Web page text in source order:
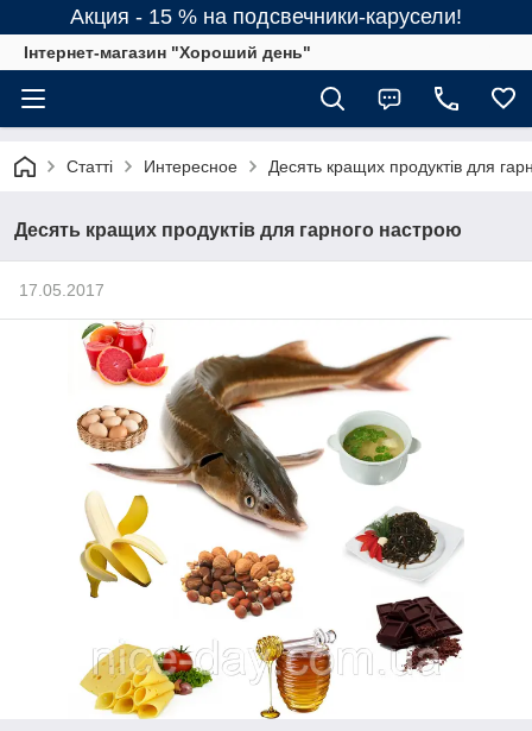
Акция - 15 % на подсвечники-карусели!
Інтернет-магазин "Хороший день"
Статті Интересное Десять кращих продуктів для
Десять кращих продуктів для гарного настрою
17.05.2017